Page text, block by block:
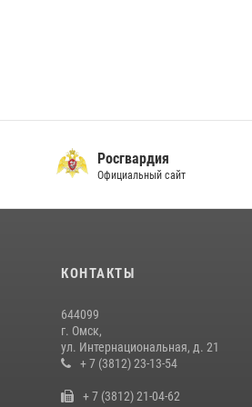
Росгвардия
Официальный сайт
КОНТАКТЫ
644099
г. Омск,
ул. Интернациональная, д. 21
+ 7 (3812) 23-13-54
+ 7 (3812) 21-04-62